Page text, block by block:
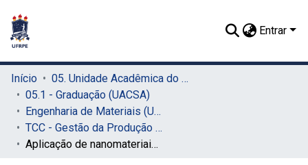
Entrar
Início
05. Unidade Acadêmica do Cabo de Santo Agostinho (UACSA)
05.1 - Graduação (UACSA)
Engenharia de Materiais (UACSA)
TCC - Gestão da Produção Industrial (UACSA)
Aplicação de nanomateriais advindos de biomassa para tratamento de águas residuárias da indústria têxtil